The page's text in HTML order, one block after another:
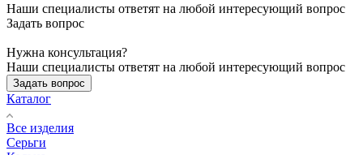
Наши специалисты ответят на любой интересующий вопрос
Задать вопрос
Нужна консультация?
Наши специалисты ответят на любой интересующий вопрос
Задать вопрос
Каталог
Все изделия
Серьги